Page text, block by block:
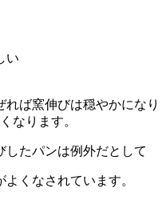
い
ば窯伸びは穏やかになり
なります。
したパンは例外だとして
くなされています。